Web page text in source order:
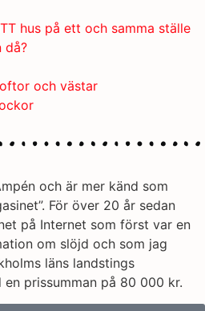
hus på ett och samma ställe
då?
och västar
och är mer känd som
För över 20 år sedan
på Internet som först var en
om slöjd och som jag
läns landstings
prissumman på 80 000 kr.